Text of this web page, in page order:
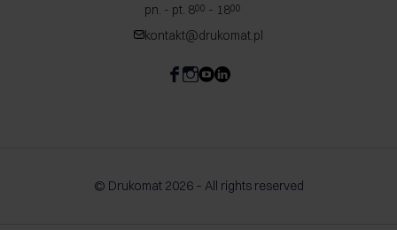
pn. - pt. 800 - 1800
kontakt@drukomat.pl
© Drukomat 2026 – All rights reserved